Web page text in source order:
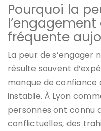
Pourquoi la
fréquente
La peur de s’engager
résulte souvent
manque de confiance
instable. À Lyon
personnes ont connu
conflictuelles, des